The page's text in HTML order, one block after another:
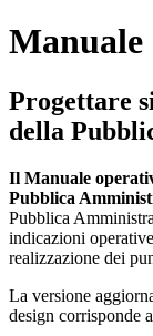
Manuale
Progettare
della
Il Manuale
Pubblica
Pubblica
indicazioni
realizzazione dei
La versione
design corrisponde